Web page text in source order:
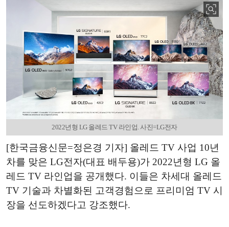
2022년형 LG 올레드 TV 라인업. 사진=LG전자
[한국금융신문=정은경 기자] 올레드 TV 사업 10년
차를 맞은 LG전자(대표 배두용)가 2022년형 LG 올
레드 TV 라인업을 공개했다. 이들은 차세대 올레드
TV 기술과 차별화된 고객경험으로 프리미엄 TV 시
장을 선도하겠다고 강조했다.